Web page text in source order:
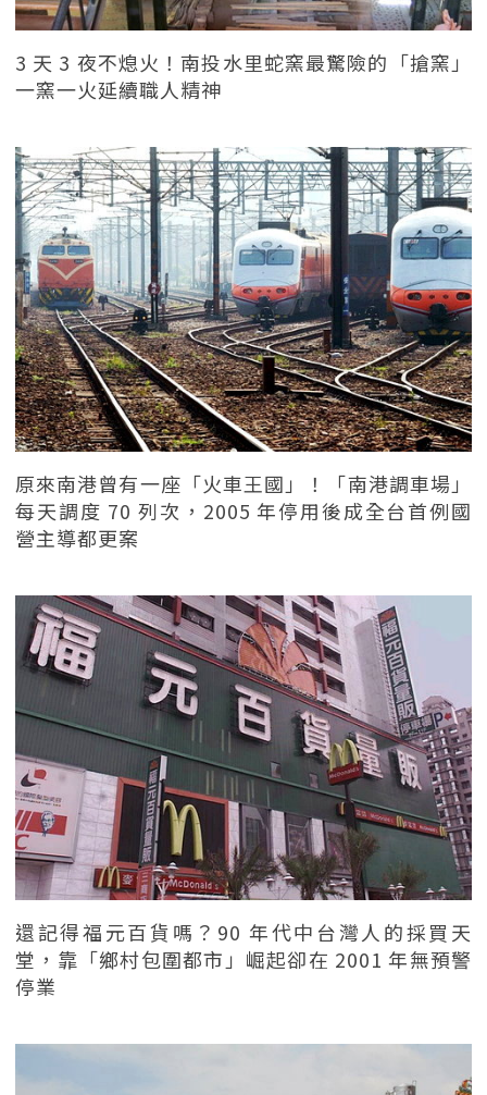
3 天 3 夜不熄火！南投水里蛇窯最驚險的「搶窯」
一窯一火延續職人精神
原來南港曾有一座「火車王國」！「南港調車場」
每天調度 70 列次，2005 年停用後成全台首例國
營主導都更案
還記得福元百貨嗎？90 年代中台灣人的採買天
堂，靠「鄉村包圍都市」崛起卻在 2001 年無預警
停業